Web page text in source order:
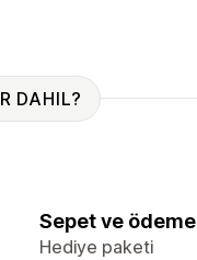
DAHIL?
Sepet ve ödeme
Hediye paketi